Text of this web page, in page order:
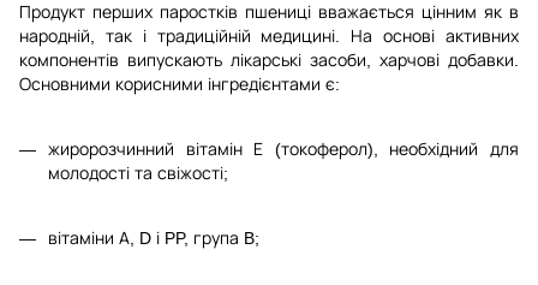
Продукт перших паростків пшениці вважається цінним як в
народній, так і традиційній медицині. На основі активних
компонентів випускають лікарські засоби, харчові добавки.
Основними корисними інгредієнтами є:
жиророзчинний вітамін Е (токоферол), необхідний для
молодості та свіжості;
вітаміни А, D і PP, група B;